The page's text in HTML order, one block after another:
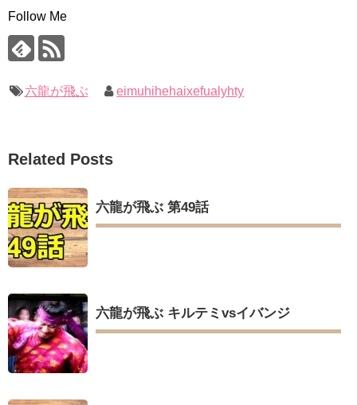
Follow Me
六龍が飛ぶ eimuhihehaixefualyhty
Related Posts
六龍が飛ぶ 第49話
六龍が飛ぶ キルテミvsイバンジ